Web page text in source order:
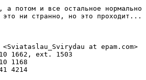
а потом и все остальное нормально
ни странно, но это проходит...
at epam.com>
1662, ext. 1503
1168
4214